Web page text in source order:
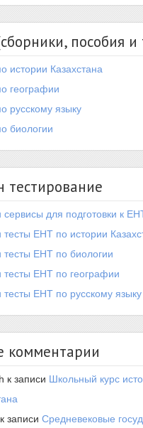
пособия и
истории Казахстана
географии
русскому языку
биологии
тестирование
для подготовки к
ЕНТ по истории
ЕНТ по биологии
ЕНТ по географии
ЕНТ по русскому языку
комментарии
к записи Школьный курс
к записи Средневековые